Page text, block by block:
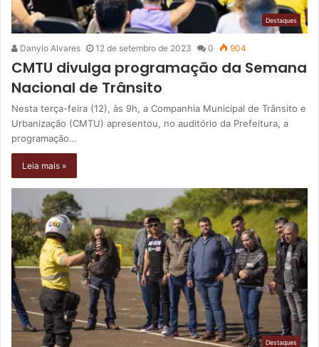
Destaques
Danylo Alvares 12 de setembro de 2023 0 904
CMTU divulga programação da Semana
Nacional de Trânsito
Nesta terça-feira (12), às 9h, a Companhia Municipal de Trânsito e
Urbanização (CMTU) apresentou, no auditório da Prefeitura, a
programação…
Leia mais »
Destaques